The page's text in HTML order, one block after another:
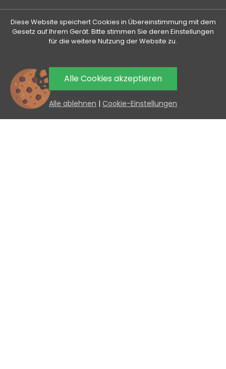
ALLES RUND UMS KAUFEN
NÜTZLICHE INFORMATIONEN
AKTIONEN UND NEUHEITEN AN IHRE E-MAIL
Mit dem Absenden erklären Sie sich mit der Verarbeitung
0
Diese Website speichert Cookies in Übereinstimmung mit dem
Gesetz auf Ihrem Gerät. Bitte stimmen Sie deren Einstellungen
für die weitere Nutzung der Website zu.
Alle Cookies akzeptieren
Alle ablehnen | Cookie-Einstellungen